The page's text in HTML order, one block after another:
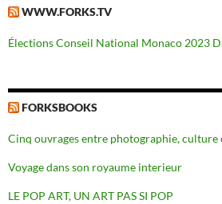
WWW.FORKS.TV
Élections Conseil National Monaco 2023
FORKSBOOKS
Cinq ouvrages entre photographie, culture
Voyage dans son royaume interieur
LE POP ART, UN ART PAS SI POP